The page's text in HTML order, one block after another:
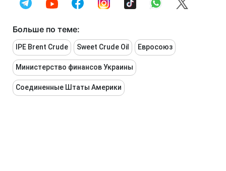
Больше по теме:
IPE Brent Crude Sweet Crude Oil Евросоюз
Министерство финансов Украины
Соединенные Штаты Америки